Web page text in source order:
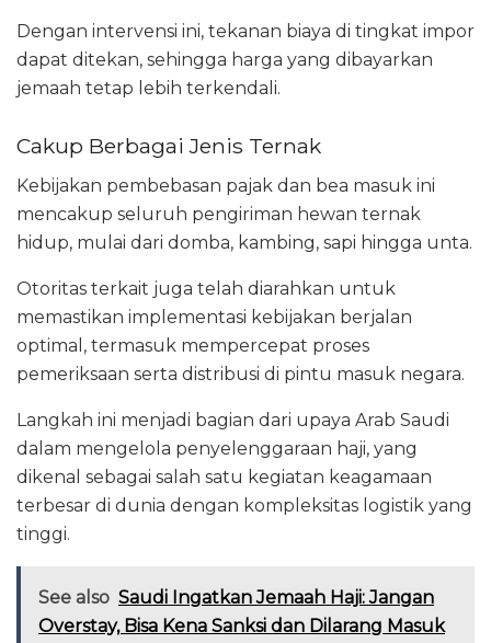
Dengan intervensi ini, tekanan biaya di tingkat impor
dapat ditekan, sehingga harga yang dibayarkan
jemaah tetap lebih terkendali.
Cakup Berbagai Jenis Ternak
Kebijakan pembebasan pajak dan bea masuk ini
mencakup seluruh pengiriman hewan ternak
hidup, mulai dari domba, kambing, sapi hingga unta.
Otoritas terkait juga telah diarahkan untuk
memastikan implementasi kebijakan berjalan
optimal, termasuk mempercepat proses
pemeriksaan serta distribusi di pintu masuk negara.
Langkah ini menjadi bagian dari upaya Arab Saudi
dalam mengelola penyelenggaraan haji, yang
dikenal sebagai salah satu kegiatan keagamaan
terbesar di dunia dengan kompleksitas logistik yang
tinggi.
See also Saudi Ingatkan Jemaah Haji: Jangan
Overstay, Bisa Kena Sanksi dan Dilarang Masuk